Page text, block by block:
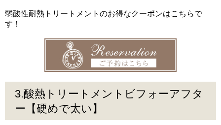
弱酸性耐熱トリートメントのお得なクーポンはこちらで
す！
3.酸熱トリートメントビフォーアフタ
ー【硬めで太い】